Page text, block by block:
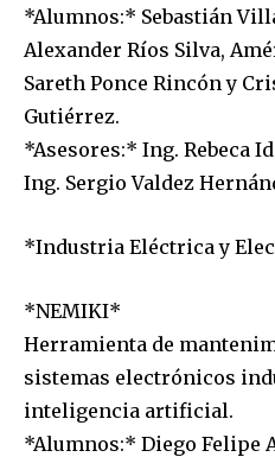
*Alumnos:* Sebastián
Alexander Ríos Silva,
Sareth Ponce Rincón y
Gutiérrez.
*Asesores:* Ing. Rebeca
Ing. Sergio Valdez
*Industria Eléctrica y
*NEMIKI*
Herramienta de
sistemas electrónicos
inteligencia artificial.
*Alumnos:* Diego Felipe